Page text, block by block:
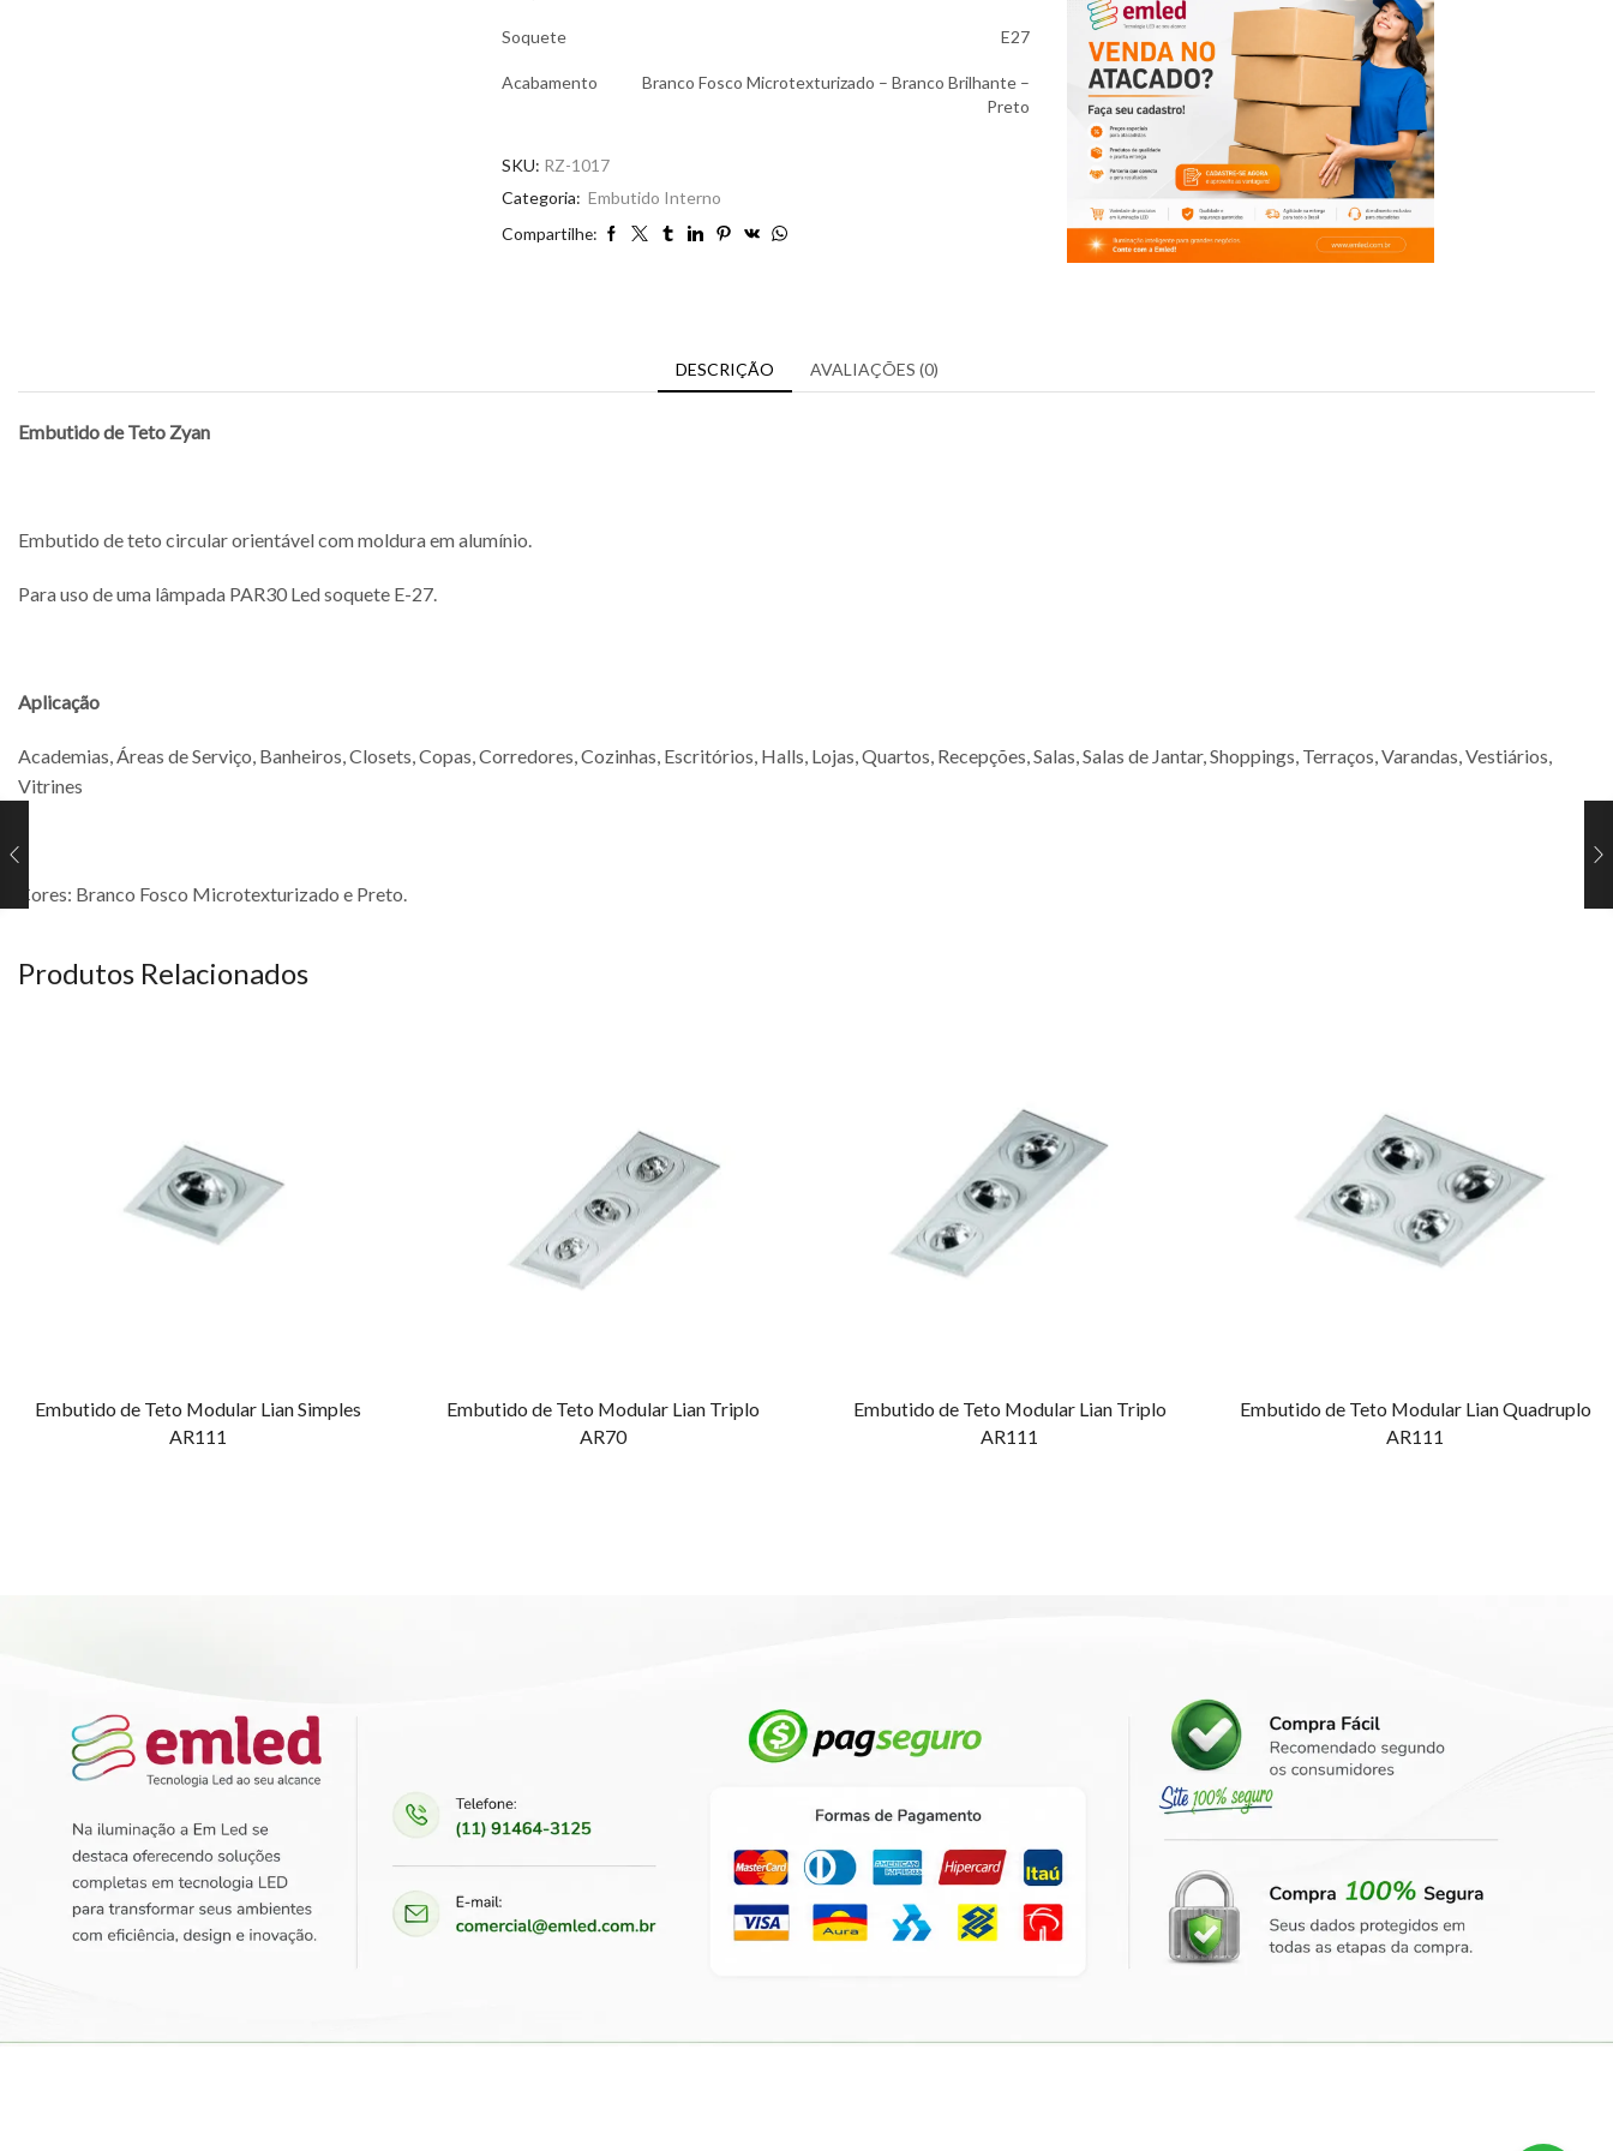
Soquete E27
Acabamento
Branco Fosco Microtexturizado – Branco Brilhante –
Preto
SKU: RZ-1017
Categoria: Embutido Interno
Compartilhe:
DESCRIÇÃO AVALIAÇÕES (0)
Embutido de Teto Zyan
Embutido de teto circular orientável com moldura em alumínio.
Para uso de uma lâmpada PAR30 Led soquete E-27.
Aplicação
Academias, Áreas de Serviço, Banheiros, Closets, Copas, Corredores, Cozinhas, Escritórios, Halls, Lojas, Quartos, Recepções, Salas, Salas de Jantar, Shoppings, Terraços, Varandas, Vestiários,
Vitrines
Cores: Branco Fosco Microtexturizado e Preto.
Produtos Relacionados
Embutido de Teto Modular Lian Simples
AR111
Embutido de Teto Modular Lian Triplo
AR70
Embutido de Teto Modular Lian Triplo
AR111
Embutido de Teto Modular Lian Quadruplo
AR111